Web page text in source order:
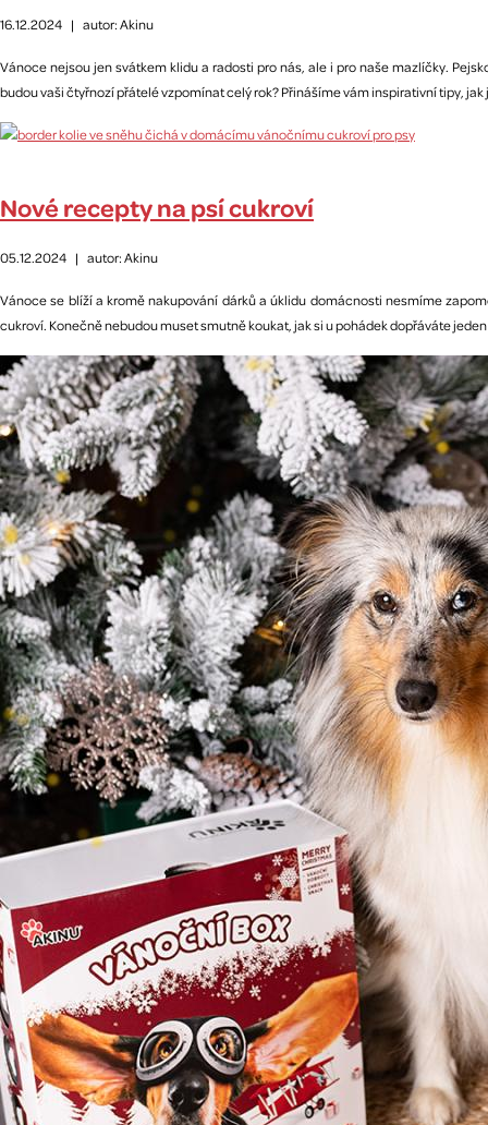
16.12.2024 | autor: Akinu
Vánoce nejsou jen svátkem klidu a radosti pro nás, ale i pro naše mazlíčky.
budou vaši čtyřnozí přátelé vzpomínat celý rok? Přinášíme vám inspirativní tipy,
Nové recepty na psí cukroví
05.12.2024 | autor: Akinu
Vánoce se blíží a kromě nakupování dárků a úklidu domácnosti nesmíme
cukroví. Konečně nebudou muset smutně koukat, jak si u pohádek dopřáváte